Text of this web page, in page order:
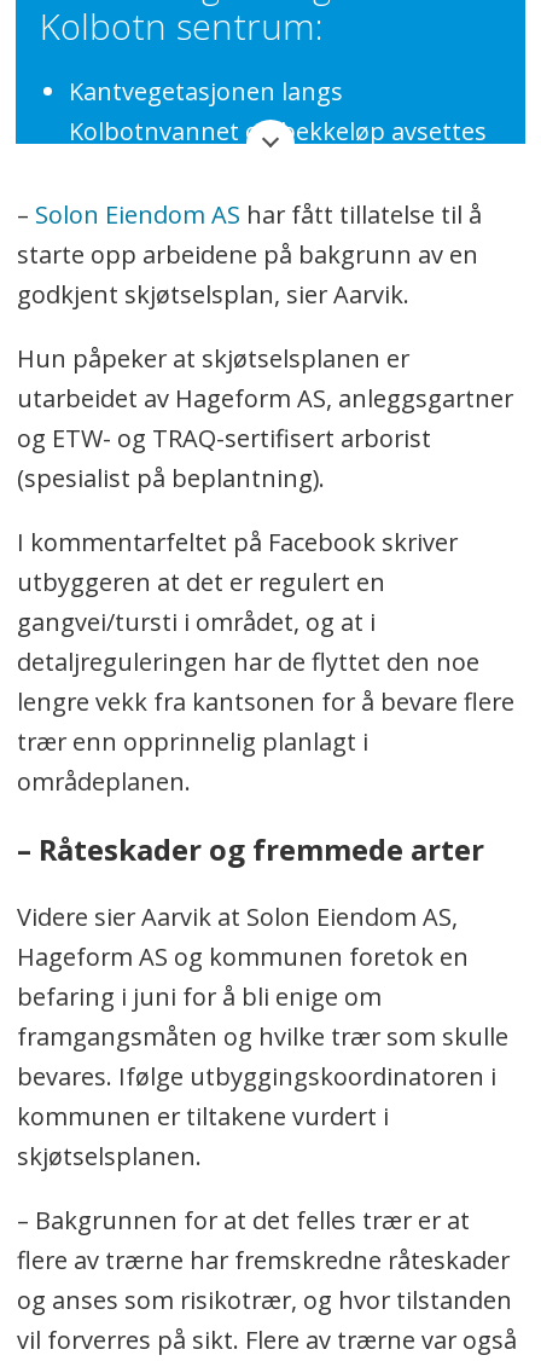
Kolbotn sentrum:
Kantvegetasjonen langs
Kolbotnvannet og bekkeløp avsettes
og i noen tilfeller reetablere
kantvegetasjonen.
Avgrensning av områdene er basert
på naturlig avgrensning mot
byggesoner og veier, samt
minimumsbredde for å oppnå god
renseeffekt.
en kantsone gir god renseeffekt på
overflatevann når den er minst to til
tre meter bred.På erosjonsutsatt jord
bør kantvegetasjonen være en del
bredere.
Målinger viser store ulikheter, men
ved fem meters bredde kan det bli
holdt tilbake mer enn 30 prosent
prosent partikler.
Som følge av dette er det avsatt en
minimumsbredde rundt
Kolbotnvannet og langs
bekkedragene på fem meter.
– Solon Eiendom AS har fått tillatelse til å
starte opp arbeidene på bakgrunn av en
godkjent skjøtselsplan, sier Aarvik.
Hun påpeker at skjøtselsplanen er
utarbeidet av Hageform AS, anleggsgartner
og ETW- og TRAQ-sertifisert arborist
(spesialist på beplantning).
I kommentarfeltet på Facebook skriver
utbyggeren at det er regulert en
gangvei/tursti i området, og at i
detaljreguleringen har de flyttet den noe
lengre vekk fra kantsonen for å bevare flere
trær enn opprinnelig planlagt i
områdeplanen.
– Råteskader og fremmede arter
Videre sier Aarvik at Solon Eiendom AS,
Hageform AS og kommunen foretok en
befaring i juni for å bli enige om
framgangsmåten og hvilke trær som skulle
bevares. Ifølge utbyggingskoordinatoren i
kommunen er tiltakene vurdert i
skjøtselsplanen.
– Bakgrunnen for at det felles trær er at
flere av trærne har fremskredne råteskader
og anses som risikotrær, og hvor tilstanden
vil forverres på sikt. Flere av trærne var også